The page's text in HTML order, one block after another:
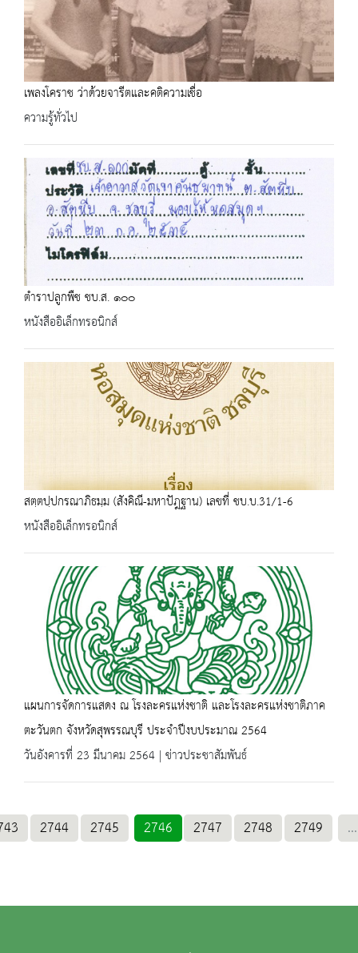
เพลงโคราช ว่าด้วยจารีตและคติความเชื่อ
ความรู้ทั่วไป
ตำราปลูกพืช ชบ.ส. ๑๐๐
หนังสืออิเล็กทรอนิกส์
สตฺตปฺปกรณาภิธมฺม (สังคิณี-มหาปัฎฐาน) เลขที่ ชบ.บ.31/1-6
หนังสืออิเล็กทรอนิกส์
แผนการจัดการแสดง ณ โรงละครแห่งชาติ และโรงละครแห่งชาติภาค
ตะวันตก จังหวัดสุพรรณบุรี ประจำปีงบประมาณ 2564
วันอังคารที่ 23 มีนาคม 2564 | ข่าวประชาสัมพันธ์
2744 2745 2746 2747 2748 2749 ...